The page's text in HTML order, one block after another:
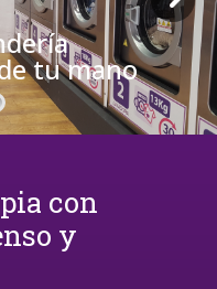
tu mano
con
y